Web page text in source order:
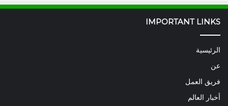
IMPORTANT LINKS
الرئيسية
عن
فريق العمل
أخبار العالم